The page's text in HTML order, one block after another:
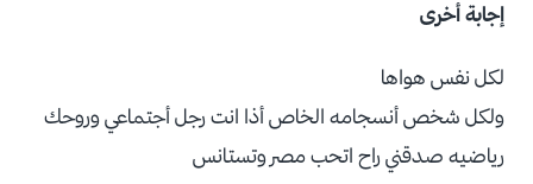
إجابة أخرى
لكل نفس هواها
ولكل شخص أنسجامه الخاص أذا انت رجل أجتماعي وروحك
رياضيه صدقني راح اتحب مصر وتستانس